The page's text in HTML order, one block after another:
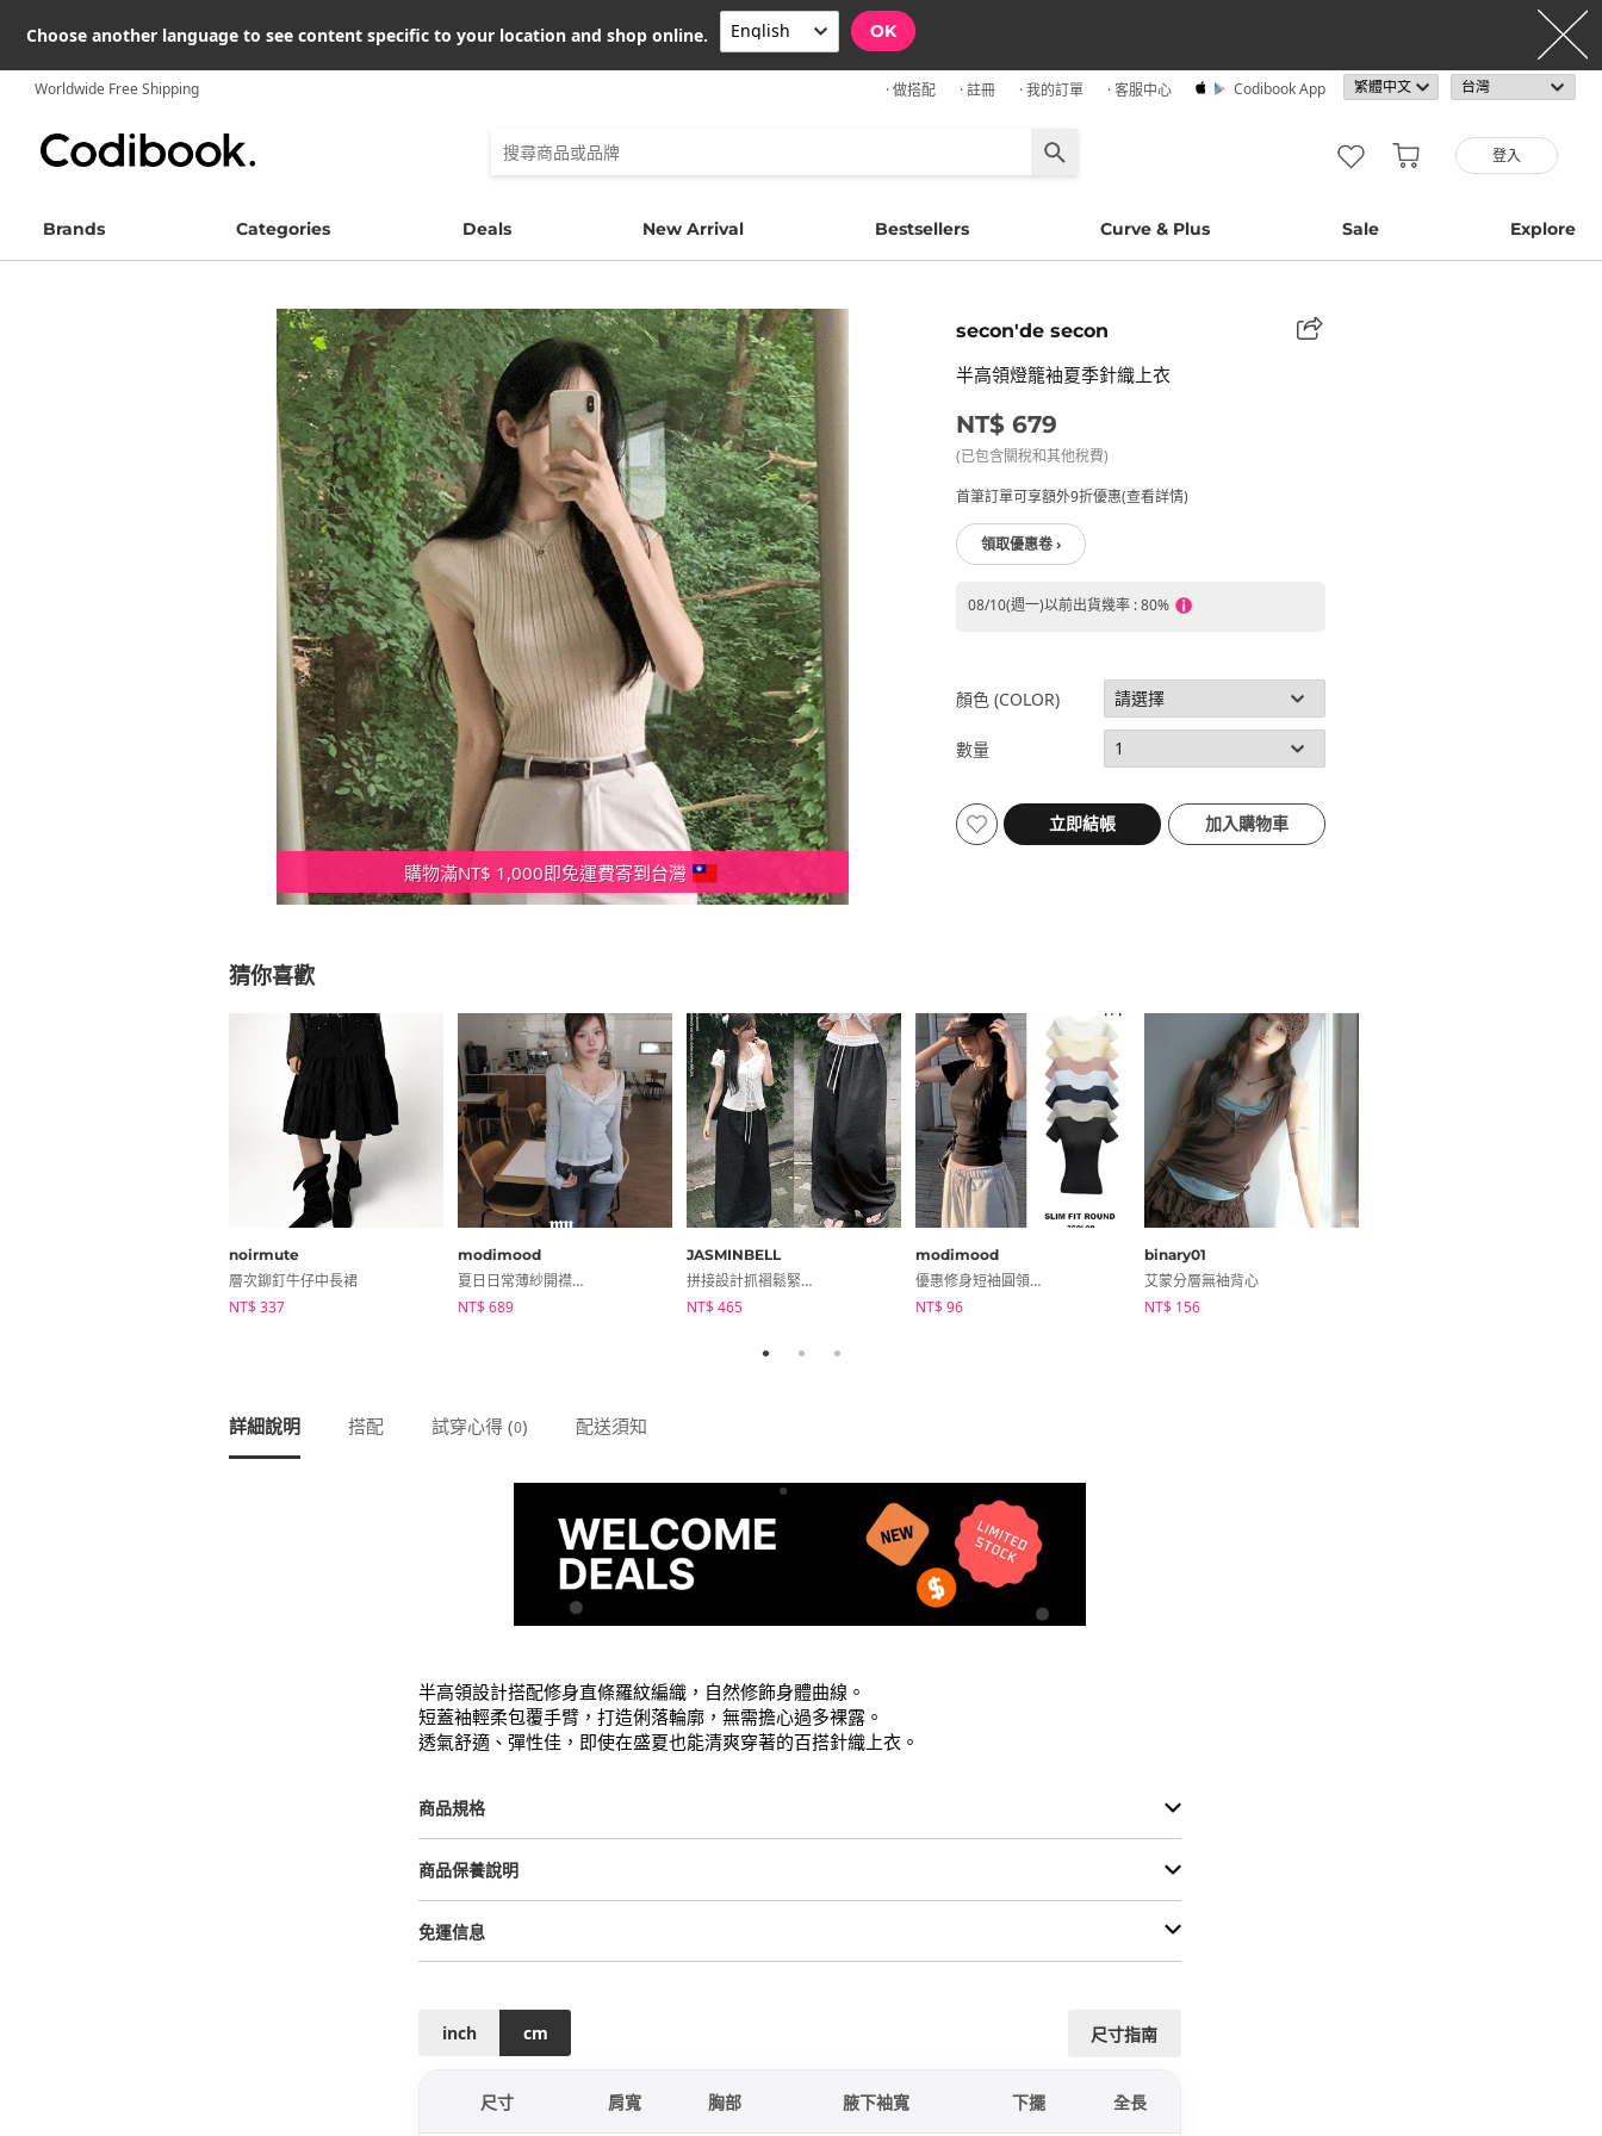
Choose another language to see content specific to your location and shop online. OK
Worldwide Free Shipping · 做搭配 · 註冊 · 我的訂單 · 客服中心 Codibook App
登入
Brands Categories Deals New Arrival Bestsellers Curve & Plus Sale Explore
購物滿NT$ 1,000即免運費寄到台灣
secon'de secon
半高領燈籠袖夏季針織上衣
NT$ 679
(已包含關稅和其他稅費)
首筆訂單可享額外9折優惠(查看詳情)
領取優惠卷 ›
08/10(週一)以前出貨幾率 : 80%
顏色 (COLOR)
數量
猜你喜歡
noirmute
層次鉚釘牛仔中長裙
NT$ 337
modimood
夏日日常薄紗開襟外套
NT$ 689
JASMINBELL
拼接設計抓褶鬆緊高腰寬褲
NT$ 465
modimood
優惠修身短袖圓領T恤
NT$ 96
binary01
艾蒙分層無袖背心
NT$ 156
詳細說明 搭配 試穿心得 (0) 配送須知
半高領設計搭配修身直條羅紋編織，自然修飾身體曲線。
短蓋袖輕柔包覆手臂，打造俐落輪廓，無需擔心過多裸露。
透氣舒適、彈性佳，即使在盛夏也能清爽穿著的百搭針織上衣。
商品規格
商品保養說明
免運信息
尺寸指南
inch cm
尺寸 肩寬 胸部 腋下袖寬 下擺 全長